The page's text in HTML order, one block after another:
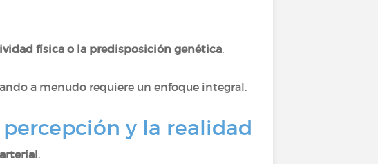
física o la predisposición genética.
a menudo requiere un enfoque integral.
y la realidad
.